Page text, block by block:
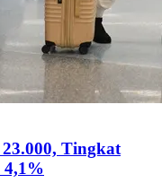
Tingkat
4,1%